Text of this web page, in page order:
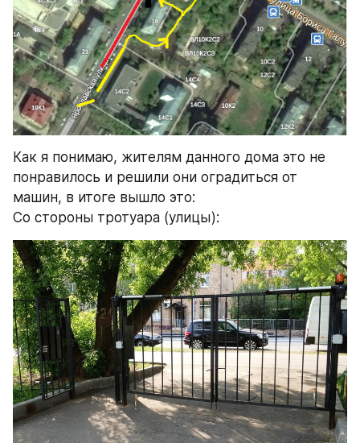
Как я понимаю, жителям данного дома это не
понравилось и решили они оградиться от
машин, в итоге вышло это:
Со стороны тротуара (улицы):